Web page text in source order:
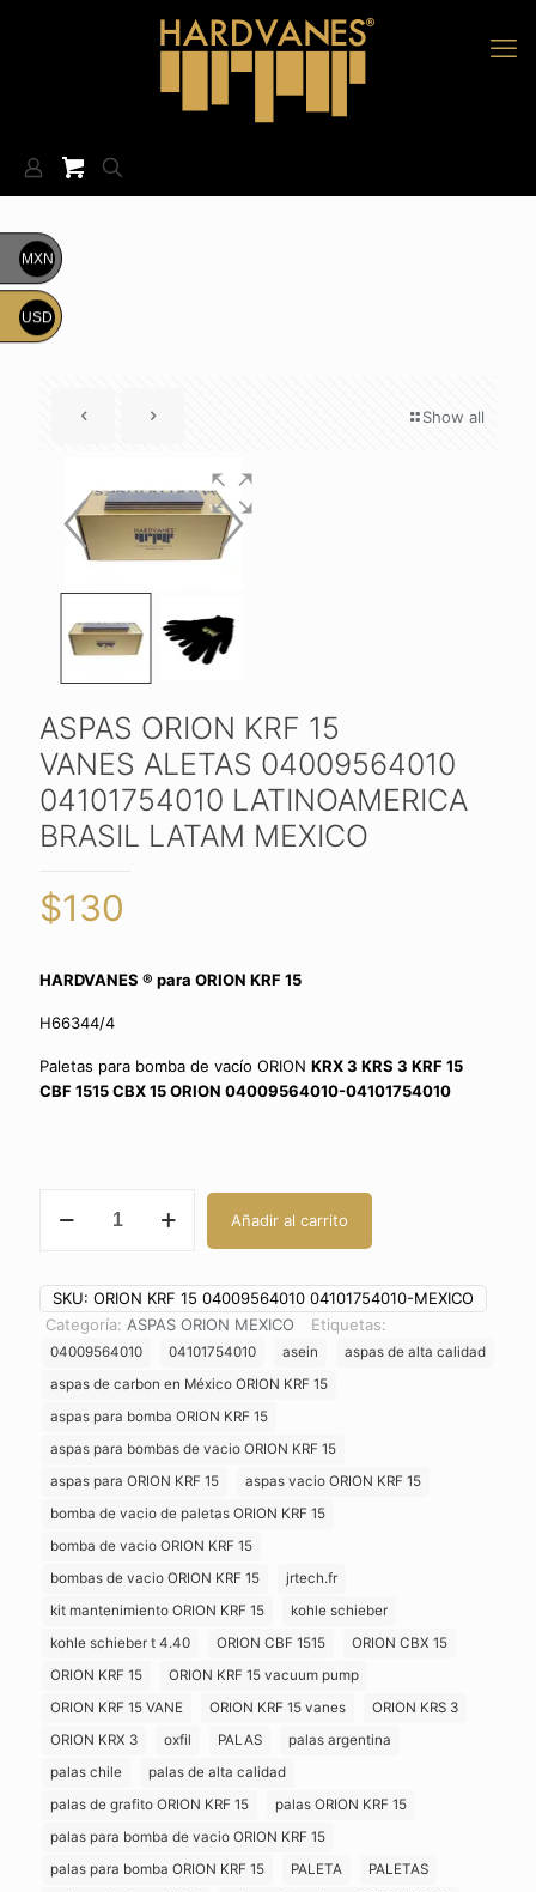
Show all
ASPAS ORION KRF 15
VANES ALETAS 04009564010
04101754010 LATINOAMERICA
BRASIL LATAM MEXICO
$130
HARDVANES ® para ORION KRF 15
H66344/4
Paletas para bomba de vacío ORION KRX 3 KRS 3 KRF 15
CBF 1515 CBX 15 ORION 04009564010-04101754010
ORION
VANES ALETAS
04009564010
04101754010
LATINOAMERICA
LATAM
MEXICO
cantidad
Añadir al carrito
SKU: ORION KRF 15 04009564010 04101754010-MEXICO
Categoría: ASPAS ORION MEXICO Etiquetas:
04009564010 04101754010 asein
aspas de alta calidad
aspas de carbon en México ORION KRF 15
aspas para bomba ORION KRF 15
aspas para bombas de vacio ORION KRF 15
aspas para ORION KRF 15
aspas vacio ORION KRF 15
bomba de vacio de paletas ORION KRF 15
bomba de vacio ORION KRF 15
bombas de vacio ORION KRF 15
jrtech.fr
kit mantenimiento ORION KRF 15
kohle schieber
kohle schieber t 4.40
ORION CBF 1515
ORION CBX 15
ORION KRF 15
ORION KRF 15 vacuum pump
ORION KRF 15 VANE
ORION KRF 15 vanes
ORION KRS 3
ORION KRX 3
oxfil PALAS
palas argentina
palas chile
palas de alta calidad
palas de grafito ORION KRF 15
palas ORION KRF 15
palas para bomba de vacio ORION KRF 15
palas para bomba ORION KRF 15
PALETA
PALETAS
MXN
USD